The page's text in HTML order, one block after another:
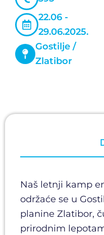
22.06 -
29.06.2025.
Gostilje /
Zlatibor
Naš letnji kamp
održaće se u
planine Zlatibor,
prirodnim